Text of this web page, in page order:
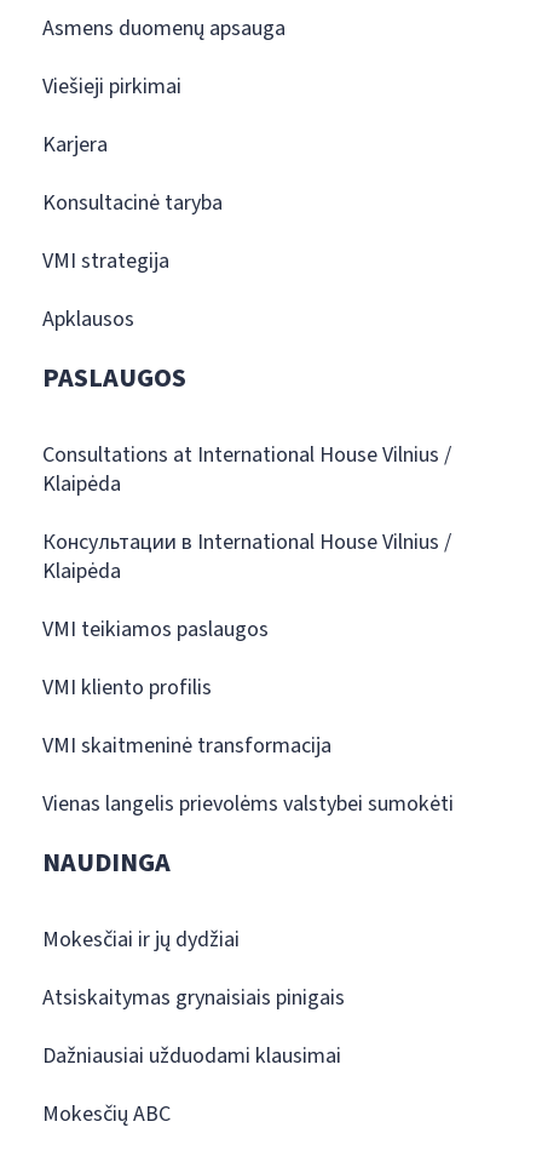
Asmens duomenų apsauga
Viešieji pirkimai
Karjera
Konsultacinė taryba
VMI strategija
Apklausos
PASLAUGOS
Consultations at International House Vilnius /
Klaipėda
Консультации в International House Vilnius /
Klaipėda
VMI teikiamos paslaugos
VMI kliento profilis
VMI skaitmeninė transformacija
Vienas langelis prievolėms valstybei sumokėti
NAUDINGA
Mokesčiai ir jų dydžiai
Atsiskaitymas grynaisiais pinigais
Dažniausiai užduodami klausimai
Mokesčių ABC